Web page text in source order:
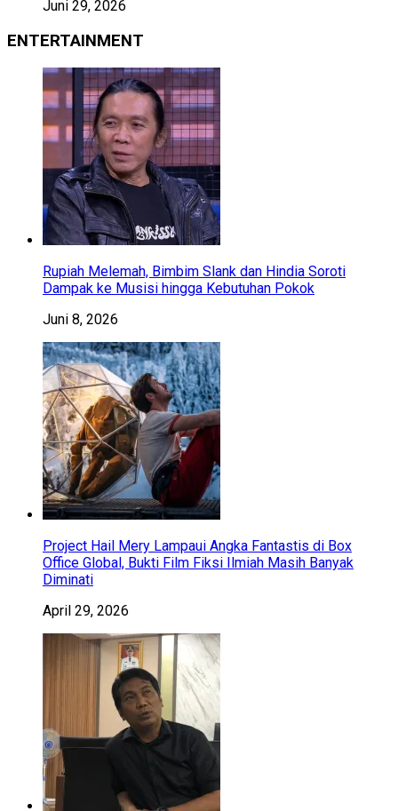
Juni 29, 2026
ENTERTAINMENT
Rupiah Melemah, Bimbim Slank dan Hindia Soroti
Dampak ke Musisi hingga Kebutuhan Pokok
Juni 8, 2026
Project Hail Mery Lampaui Angka Fantastis di Box
Office Global, Bukti Film Fiksi Ilmiah Masih Banyak
Diminati
April 29, 2026